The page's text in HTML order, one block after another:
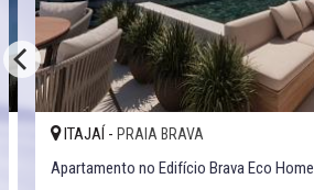
ITAJAÍ -PRAIA BRAVA
Apartamento no Edifício Brava Eco Home